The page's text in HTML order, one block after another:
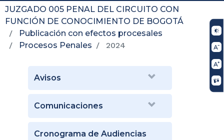
JUZGADO 005 PENAL DEL CIRCUITO CON
FUNCIÓN DE CONOCIMIENTO DE BOGOTÁ
Publicación con efectos procesales
Procesos Penales
2024
Avisos
Comunicaciones
Cronograma de Audiencias